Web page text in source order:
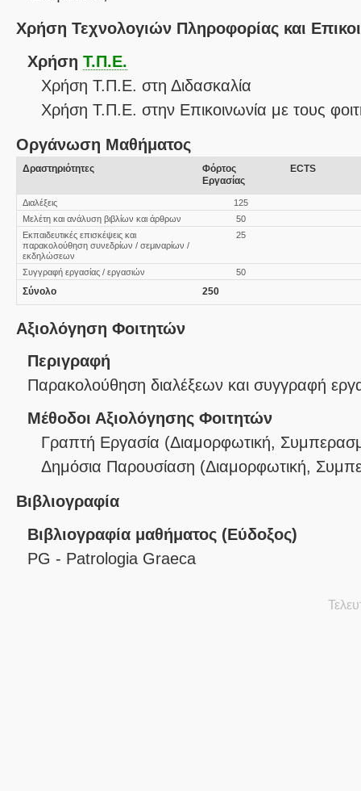
Χρήση Τεχνολογιών Πληροφορίας και
Χρήση Τ.Π.Ε.
Χρήση Τ.Π.Ε. στη Διδασκαλία
Χρήση Τ.Π.Ε. στην Επικοινωνία με τους
Οργάνωση Μαθήματος
Δραστηριότητες
Φόρτος
Εργασίας
ECTS
Διαλέξεις
125
Μελέτη και ανάλυση βιβλίων και άρθρων
50
Εκπαιδευτικές επισκέψεις και
παρακολούθηση συνεδρίων / σεμιναρίων /
εκδηλώσεων
25
Συγγραφή εργασίας / εργασιών 50
Σύνολο 250
Αξιολόγηση Φοιτητών
Περιγραφή
Παρακολούθηση διαλέξεων και συγγραφή
Μέθοδοι Αξιολόγησης Φοιτητών
Γραπτή Εργασία (Διαμορφωτική,
Δημόσια Παρουσίαση (Διαμορφωτική,
Βιβλιογραφία
Βιβλιογραφία μαθήματος (Εύδοξος)
PG - Patrologia Graeca